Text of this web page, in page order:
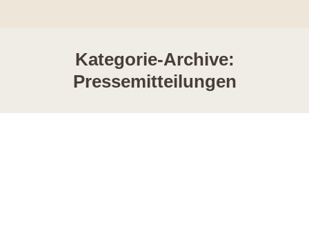
Kategorie-Archive:
Pressemitteilungen